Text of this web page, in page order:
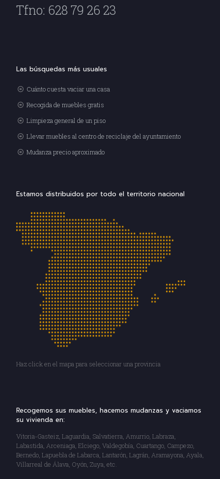
Tfno: 628 79 26 23
Las búsquedas más usuales
Cuánto cuesta vaciar una casa
Recogida de muebles gratis
Limpieza general de un piso
Llevar muebles al centro de reciclaje del ayuntamiento
Mudanza precio aproximado
Estamos distribuidos por todo el territorio nacional
Haz click en el mapa para seleccionar una provincia
Recogemos sus muebles, hacemos mudanzas y vaciamos
su vivienda en:
Vitoria-Gasteiz, Laguardia, Salvatierra, Amurrio, Labraza,
Labastida, Arceniaga, Elciego, Valdegobía, Cuartango, Campezo,
Bernedo, Lapuebla de Labarca, Lantarón, Lagrán, Aramayona, Ayala,
Villarreal de Álava, Oyón, Zuya, etc.